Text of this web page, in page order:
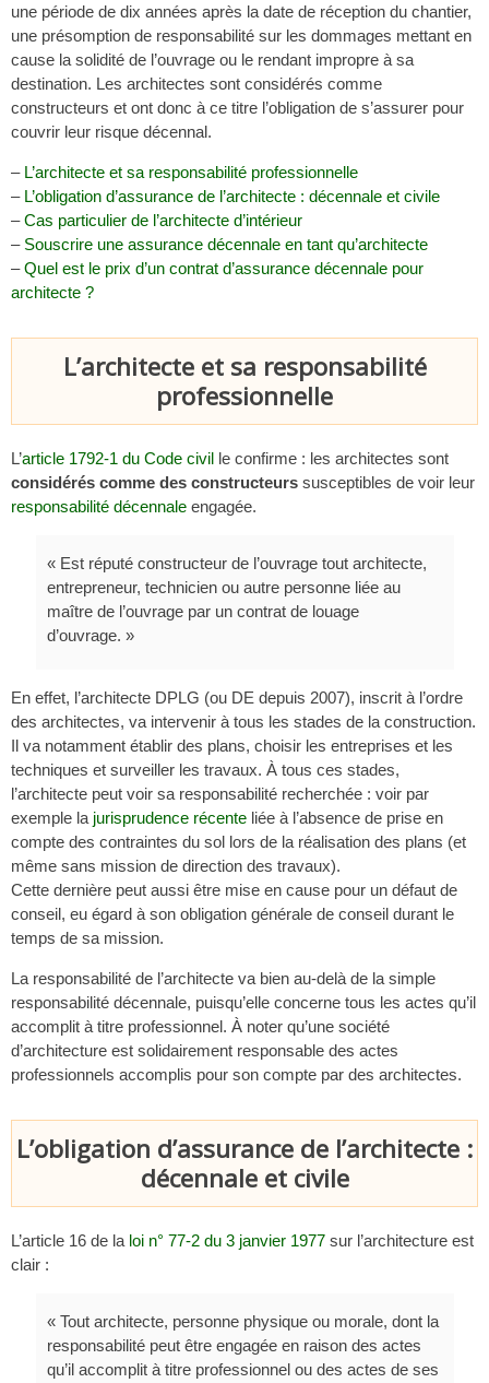
une période de dix années après la date de réception du chantier,
une présomption de responsabilité sur les dommages mettant en
cause la solidité de l’ouvrage ou le rendant impropre à sa
destination. Les architectes sont considérés comme
constructeurs et ont donc à ce titre l’obligation de s’assurer pour
couvrir leur risque décennal.
– L’architecte et sa responsabilité professionnelle
– L’obligation d’assurance de l’architecte : décennale et civile
–Cas particulier de l’architecte d’intérieur
– Souscrire une assurance décennale en tant qu’architecte
–Quel est le prix d’un contrat d’assurance décennale pour
architecte ?
L’architecte et sa responsabilité
professionnelle
L’article 1792-1 du Code civil le confirme : les architectes sont
considérés comme des constructeurs susceptibles de voir leur
responsabilité décennale engagée.
« Est réputé constructeur de l’ouvrage tout architecte,
entrepreneur, technicien ou autre personne liée au
maître de l’ouvrage par un contrat de louage
d’ouvrage. »
En effet, l’architecte DPLG (ou DE depuis 2007), inscrit à l’ordre
des architectes, va intervenir à tous les stades de la construction.
Il va notamment établir des plans, choisir les entreprises et les
techniques et surveiller les travaux. À tous ces stades,
l’architecte peut voir sa responsabilité recherchée : voir par
exemple la jurisprudence récente liée à l’absence de prise en
compte des contraintes du sol lors de la réalisation des plans (et
même sans mission de direction des travaux).
Cette dernière peut aussi être mise en cause pour un défaut de
conseil, eu égard à son obligation générale de conseil durant le
temps de sa mission.
La responsabilité de l’architecte va bien au-delà de la simple
responsabilité décennale, puisqu’elle concerne tous les actes qu’il
accomplit à titre professionnel. À noter qu’une société
d’architecture est solidairement responsable des actes
professionnels accomplis pour son compte par des architectes.
L’obligation d’assurance de l’architecte :
décennale et civile
L’article 16 de la loi n° 77-2 du 3 janvier 1977 sur l’architecture est
clair :
« Tout architecte, personne physique ou morale, dont la
responsabilité peut être engagée en raison des actes
qu’il accomplit à titre professionnel ou des actes de ses